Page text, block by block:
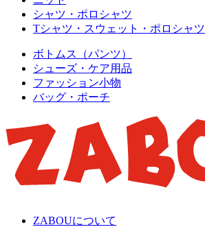
シャツ・ポロシャツ
Tシャツ・スウェット・ポロシャツ
ボトムス（パンツ）
シューズ・ケア用品
ファッション小物
バッグ・ポーチ
ZABOUについて